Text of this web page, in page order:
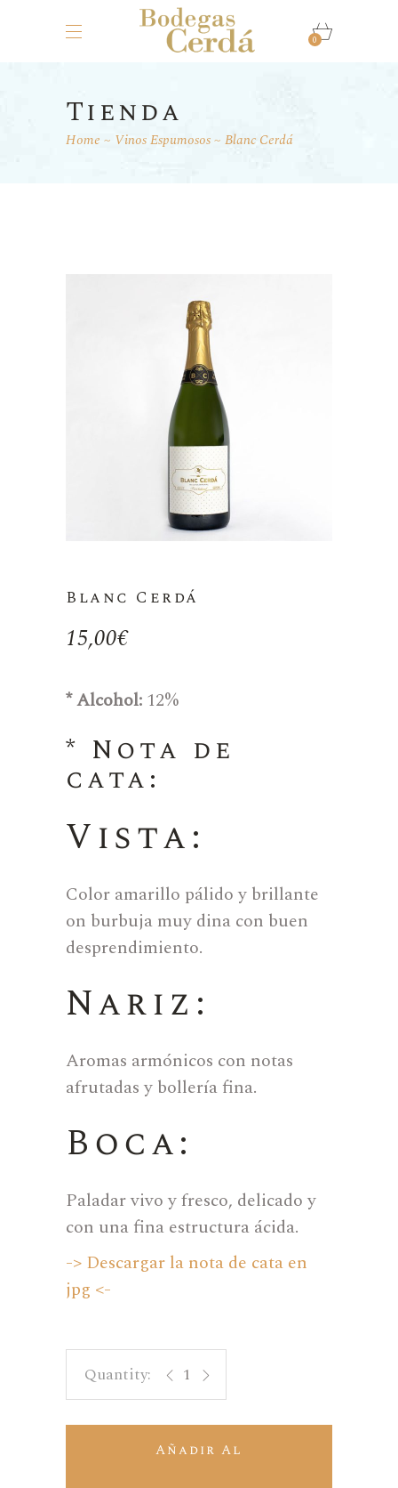
0
Tienda
Home Vinos Espumosos Blanc Cerdá
Blanc Cerdá
15,00€
* Alcohol: 12%
* Nota de
cata:
Vista:
Color amarillo pálido y brillante
on burbuja muy dina con buen
desprendimiento.
Nariz:
Aromas armónicos con notas
afrutadas y bollería fina.
Boca:
Paladar vivo y fresco, delicado y
con una fina estructura ácida.
-> Descargar la nota de cata en
jpg <-
Blanc Cerdá quantity
Añadir Al